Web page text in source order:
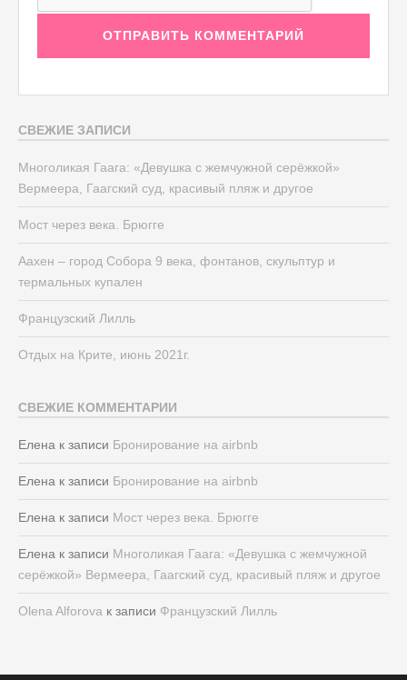
СВЕЖИЕ ЗАПИСИ
Многоликая Гаага: «Девушка с жемчужной серёжкой»
Вермеера, Гаагский суд, красивый пляж и другое
Мост через века. Брюгге
Аахен – город Собора 9 века, фонтанов, скульптур и
термальных купален
Французский Лилль
Отдых на Крите, июнь 2021г.
СВЕЖИЕ КОММЕНТАРИИ
Елена к записи Бронирование на airbnb
Елена к записи Бронирование на airbnb
Елена к записи Мост через века. Брюгге
Елена к записи Многоликая Гаага: «Девушка с жемчужной
серёжкой» Вермеера, Гаагский суд, красивый пляж и другое
Olena Alforova к записи Французский Лилль